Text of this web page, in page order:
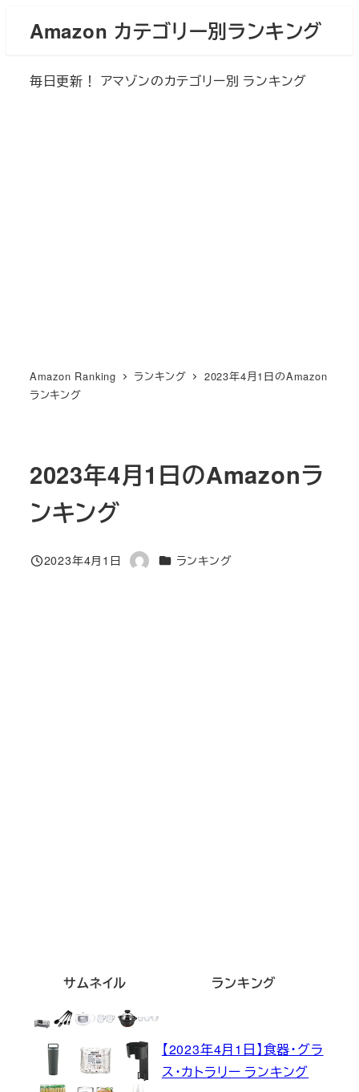
Amazon カテゴリー別ランキング
毎日更新！ アマゾンのカテゴリー別 ランキング
Amazon Ranking ランキング
2023年4月1日のAmazon
ランキング
2023年4月1日のAmazonラ
ンキング
投稿日
2023年4月1日
著
カテゴリー
ランキング
サムネイル ランキング
【2023年4月1日】食器・グラ
ス・カトラリー ランキング